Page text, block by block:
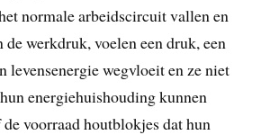
normale arbeidscircuit vallen en
de werkdruk, voelen een druk, een
levensenergie wegvloeit en ze niet
energiehuishouding kunnen
voorraad houtblokjes dat hun